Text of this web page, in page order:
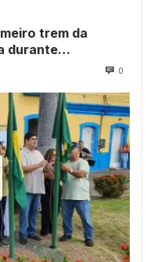
trem da
durante
do município
0